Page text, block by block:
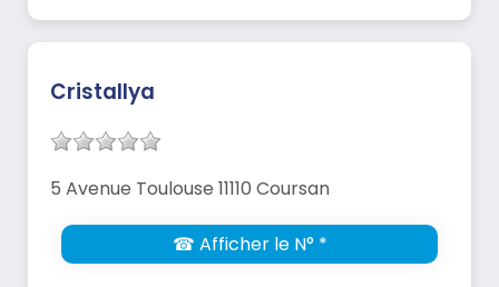
Cristallya
5 Avenue Toulouse 11110 Coursan
☎ Afficher le N° *